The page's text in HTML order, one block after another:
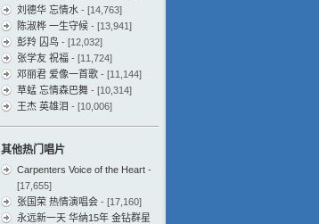
刘德华 忘情水 - [14,763]
陈淑桦 一生守候 - [13,941]
彭羚 囚鸟 - [12,032]
张学友 祝福 - [11,724]
邓丽君 爱像一首歌 - [11,144]
草蜢 忘情森巴舞 - [10,314]
王杰 英雄泪 - [10,006]
其他热门唱片
Carpenters Voice of the Heart -
[17,655]
张国荣 热情演唱会 - [17,160]
永远新一天 华纳15年 金钻群星